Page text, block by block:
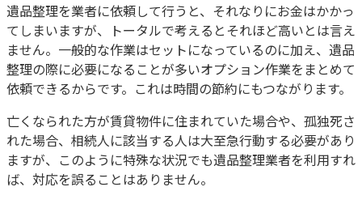
遺品整理を業者に依頼して行うと、それなりにお金はかかっ
てしまいますが、トータルで考えるとそれほど高いとは言え
ません。一般的な作業はセットになっているのに加え、遺品
整理の際に必要になることが多いオプション作業をまとめて
依頼できるからです。これは時間の節約にもつながります。
亡くなられた方が賃貸物件に住まれていた場合や、孤独死さ
れた場合、相続人に該当する人は大至急行動する必要があり
ますが、このように特殊な状況でも遺品整理業者を利用すれ
ば、対応を誤ることはありません。